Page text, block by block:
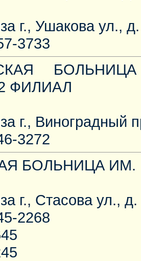
г., Ушакова ул.,
3733
ФИЛИАЛ
г., Виноградный
3272
БОЛЬНИЦА ИМ.
г., Стасова ул., д.
2268